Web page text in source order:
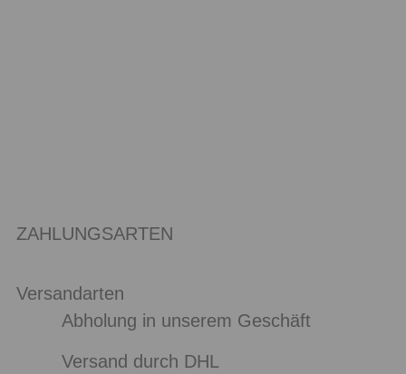
ZAHLUNGSARTEN
Versandarten
Abholung in unserem Geschäft
Versand durch DHL